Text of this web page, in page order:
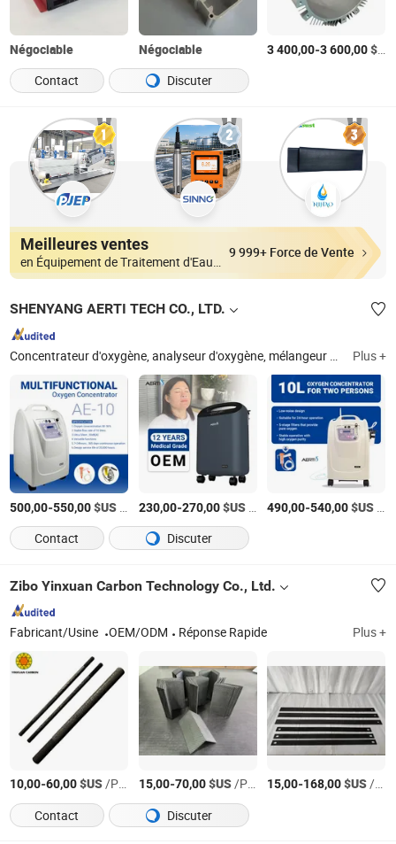
Négociable Négociable 3 400,00-3 600,00$US
Contact
Discuter
Meilleures ventes
en Équipement de Traitement d'Eau Usée
9 999+ Force de Vente
SHENYANG AERTI TECH CO., LTD.
Concentrateur d'oxygène, analyseur d'oxygène, mélangeur de cocktail d'oxygène, concentrateur d'oxygène médical, concentrateur d'oxygène portable, testeur d'oxygène, oxygénérateur, générateur d'oxygène, machine à oxygène, concentrateur d'oxygène mini Plus +
500,00-550,00$US 230,00-270,00$US/Pièce 490,00-540,00$US
Contact
Discuter
Zibo Yinxuan Carbon Technology Co., Ltd.
Fabricant/Usine OEM/ODM Réponse Rapide Plus +
10,00-60,00$US/Pièce 15,00-70,00$US/Pièce 15,00-168,00$US/Pièce
Contact
Discuter